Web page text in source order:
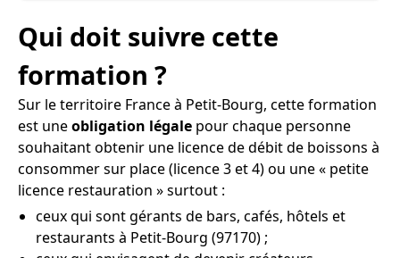
Qui doit suivre cette
formation ?
Sur le territoire France à Petit-Bourg, cette formation
est uneobligation légale pour chaque personne
souhaitant obtenir une licence de débit de boissons à
consommer sur place (licence 3 et 4) ou une « petite
licence restauration » surtout :
ceux qui sont gérants de bars, cafés, hôtels et
restaurants à Petit-Bourg (97170) ;